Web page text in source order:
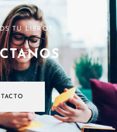
TU LIBRO?